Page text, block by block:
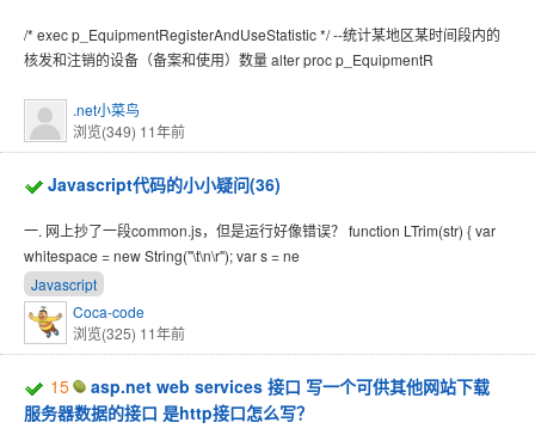
/* exec p_EquipmentRegisterAndUseStatistic */ --统计某地区某时间段内的
核发和注销的设备（备案和使用）数量 alter proc p_EquipmentR
.net小菜鸟
浏览(349) 11年前
Javascript代码的小小疑问(36)
一. 网上抄了一段common.js，但是运行好像错误？ function LTrim(str) { var
whitespace = new String("\t\n\r"); var s = ne
Javascript
Coca-code
浏览(325) 11年前
15
asp.net web services 接口 写一个可供其他网站下载
服务器数据的接口 是http接口怎么写？